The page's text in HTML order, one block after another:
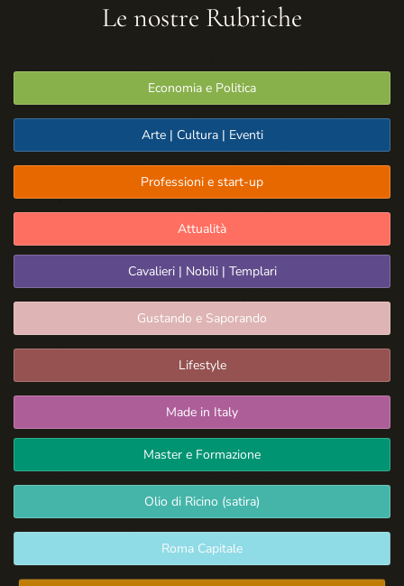
Le nostre Rubriche
Economia e Politica
Arte | Cultura | Eventi
Professioni e start-up
Attualità
Cavalieri | Nobili | Templari
Gustando e Saporando
Lifestyle
Made in Italy
Master e Formazione
Olio di Ricino (satira)
Roma Capitale